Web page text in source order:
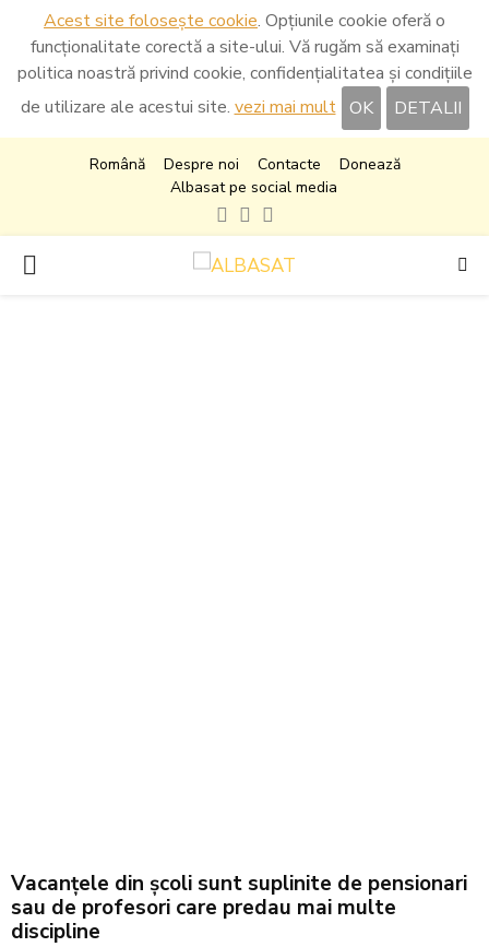
Acest site folosește cookie. Opțiunile cookie oferă o
funcționalitate corectă a site-ului. Vă rugăm să examinați
politica noastră privind cookie, confidențialitatea și condițiile
de utilizare ale acestui site. vezi mai mult OK DETALII
Română Despre noi Contacte
Donează
Albasat pe social media
Facebook
Instagram
PRIMARY
Vacanțele din școli sunt suplinite de pensionari
sau de profesori care predau mai multe
discipline